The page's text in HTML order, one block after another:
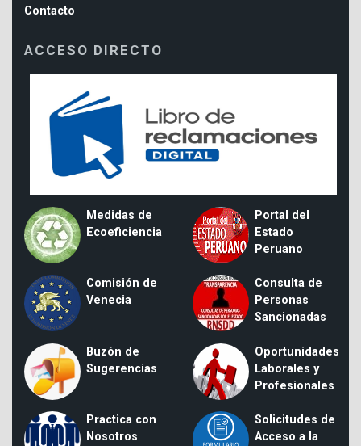
Contacto
ACCESO DIRECTO
Medidas de
Ecoeficiencia
Portal del
Estado
Peruano
Comisión de
Venecia
Consulta de
Personas
Sancionadas
Buzón de
Sugerencias
Oportunidades
Laborales y
Profesionales
Practica con
Nosotros
Solicitudes de
Acceso a la